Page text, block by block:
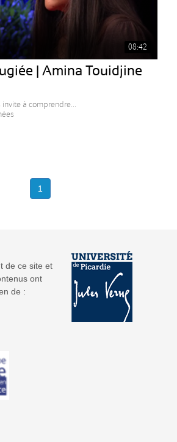
08:42
| Amina Touidjine
à comprendre...
1
de ce site et
ont
de :